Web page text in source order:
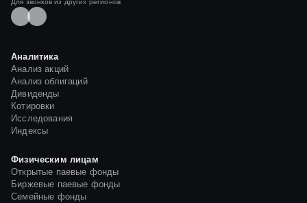
Для звонков из других регионов
Аналитика
Анализ акций
Анализ облигаций
Дивиденды
Котировки
Исследования
Индексы
Физическим лицам
Открытые паевые фонды
Биржевые паевые фонды
Семейные фонды